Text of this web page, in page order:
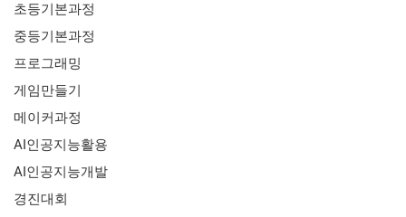
초등기본과정
중등기본과정
프로그래밍
게임만들기
메이커과정
AI인공지능활용
AI인공지능개발
경진대회